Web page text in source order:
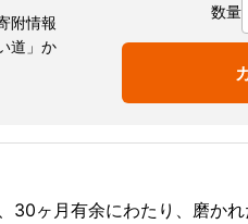
附情報
道」か
数量
30ヶ月有余にわたり、磨か